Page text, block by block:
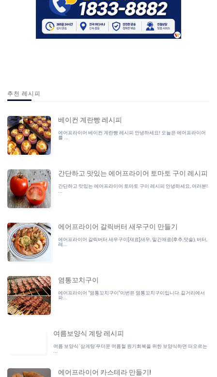
추천 레시피
베이컨 계란빵 레시피
에어프라이어 베이컨 계란빵 레시피 안녕하세요! 오늘은 에어프라이어
를 ...
간단하고 맛있는 에어프라이어 토마토 구이 레시피
간단하고 맛있는 에어프라이어 토마토 구이 레시피 안녕하세요, 여러분!
에어프라이어 갈릭버터 새우구이 만들기
에어프라이어 갈릭버터 새우구이[재료]새우, 밑간재료(후추,맛술), 버터,
레...
염통꼬치구이
에어프라이어 "염통꼬치구이"이번은 염통꼬치구이입니다.길거리에서
파...
여름보양식 계탕 레시피
여름 보양식 '삼계탕'무더운 여름철 원기회복을 위한 보양식하면 떠오르는
에어프라이어 카스테라 만들기!